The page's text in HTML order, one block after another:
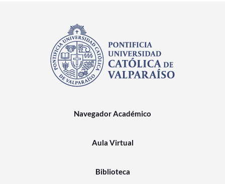
Navegador Académico
Aula Virtual
Biblioteca